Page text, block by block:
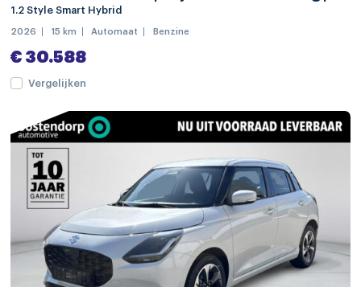
elektrische ramen achter
elektrische ramen voor
keyless start
lederen stuurwiel
stuurbekrachtiging
stuur verstelbaar
stuurwiel multifunctioneel
achteropkomend verkeer waarschuwing
achteruitrij assistent
1.2 Style Smart Hybrid
2026 15 km Automaat Benzine
€ 30.588
Vergelijken